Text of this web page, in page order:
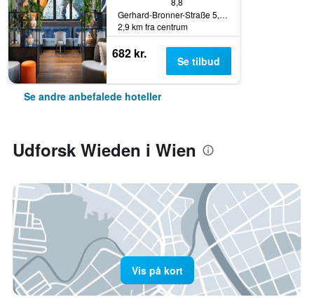
Gerhard-Bronner-Straße 5, Wien, Wien, Østrig
2,9 km fra centrum
682 kr. Se tilbud
Se andre anbefalede hoteller
Udforsk Wieden i Wien
Vis på kort